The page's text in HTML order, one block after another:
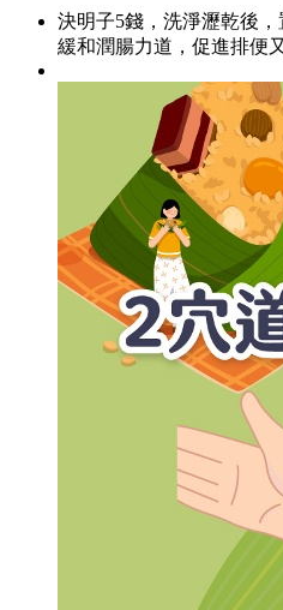
決明子5錢，洗淨瀝乾後
緩和潤腸力道，促進排便